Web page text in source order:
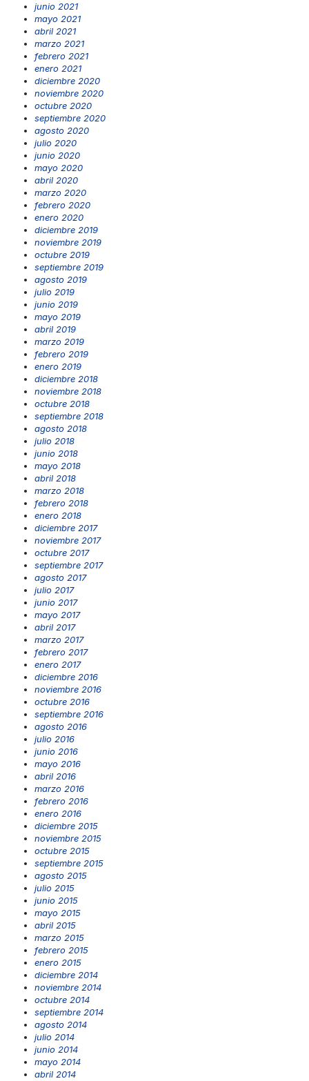
junio 2021
mayo 2021
abril 2021
marzo 2021
febrero 2021
enero 2021
diciembre 2020
noviembre 2020
octubre 2020
septiembre 2020
agosto 2020
julio 2020
junio 2020
mayo 2020
abril 2020
marzo 2020
febrero 2020
enero 2020
diciembre 2019
noviembre 2019
octubre 2019
septiembre 2019
agosto 2019
julio 2019
junio 2019
mayo 2019
abril 2019
marzo 2019
febrero 2019
enero 2019
diciembre 2018
noviembre 2018
octubre 2018
septiembre 2018
agosto 2018
julio 2018
junio 2018
mayo 2018
abril 2018
marzo 2018
febrero 2018
enero 2018
diciembre 2017
noviembre 2017
octubre 2017
septiembre 2017
agosto 2017
julio 2017
junio 2017
mayo 2017
abril 2017
marzo 2017
febrero 2017
enero 2017
diciembre 2016
noviembre 2016
octubre 2016
septiembre 2016
agosto 2016
julio 2016
junio 2016
mayo 2016
abril 2016
marzo 2016
febrero 2016
enero 2016
diciembre 2015
noviembre 2015
octubre 2015
septiembre 2015
agosto 2015
julio 2015
junio 2015
mayo 2015
abril 2015
marzo 2015
febrero 2015
enero 2015
diciembre 2014
noviembre 2014
octubre 2014
septiembre 2014
agosto 2014
julio 2014
junio 2014
mayo 2014
abril 2014